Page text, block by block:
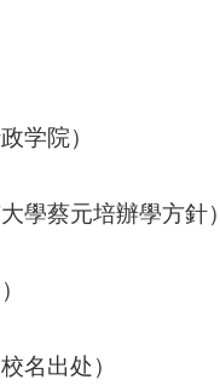
学院）
學蔡元培辦學方針）
名出处）